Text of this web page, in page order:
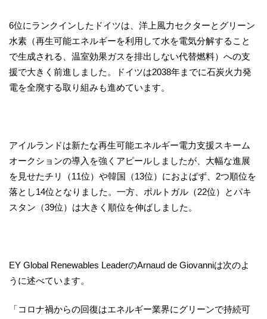
6位にランクインしたドイツは、洋上風力セクターとグリーン
水素（再生可能エネルギーを利用して水を電気分解すること
で生成される、温室効果ガスを排出しない代替燃料）への支
援で大きく前進しました。ドイツは2038年までに石炭火力発
電を全廃する取り組みも進めています。
アイルランドは新たな再生可能エネルギー電力支援スキーム
オークションの導入を強くアピールしましたが、大幅な進展
を見せたチリ（11位）や韓国（13位）におよばず、2つ順位を
落とし14位となりました。一方、ポルトガル（22位）とパキ
スタン（39位）は大きく順位を伸ばしました。
EY Global Renewables LeaderのArnaud de Giovanniは次のよ
うに述べています。
「コロナ禍からの回復はエネルギー業界にグリーンで持続可